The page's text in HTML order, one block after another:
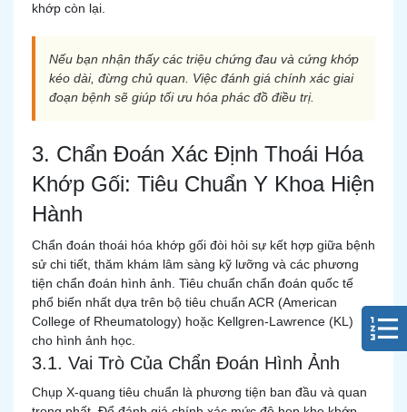
khớp còn lại.
Nếu bạn nhận thấy các triệu chứng đau và cứng khớp
kéo dài, đừng chủ quan. Việc đánh giá chính xác giai
đoạn bệnh sẽ giúp tối ưu hóa phác đồ điều trị.
3. Chẩn Đoán Xác Định Thoái Hóa
Khớp Gối: Tiêu Chuẩn Y Khoa Hiện
Hành
Chẩn đoán thoái hóa khớp gối đòi hỏi sự kết hợp giữa bệnh
sử chi tiết, thăm khám lâm sàng kỹ lưỡng và các phương
tiện chẩn đoán hình ảnh. Tiêu chuẩn chẩn đoán quốc tế
phổ biến nhất dựa trên bộ tiêu chuẩn ACR (American
College of Rheumatology) hoặc Kellgren-Lawrence (KL)
cho hình ảnh học.
3.1. Vai Trò Của Chẩn Đoán Hình Ảnh
Chụp X-quang tiêu chuẩn là phương tiện ban đầu và quan